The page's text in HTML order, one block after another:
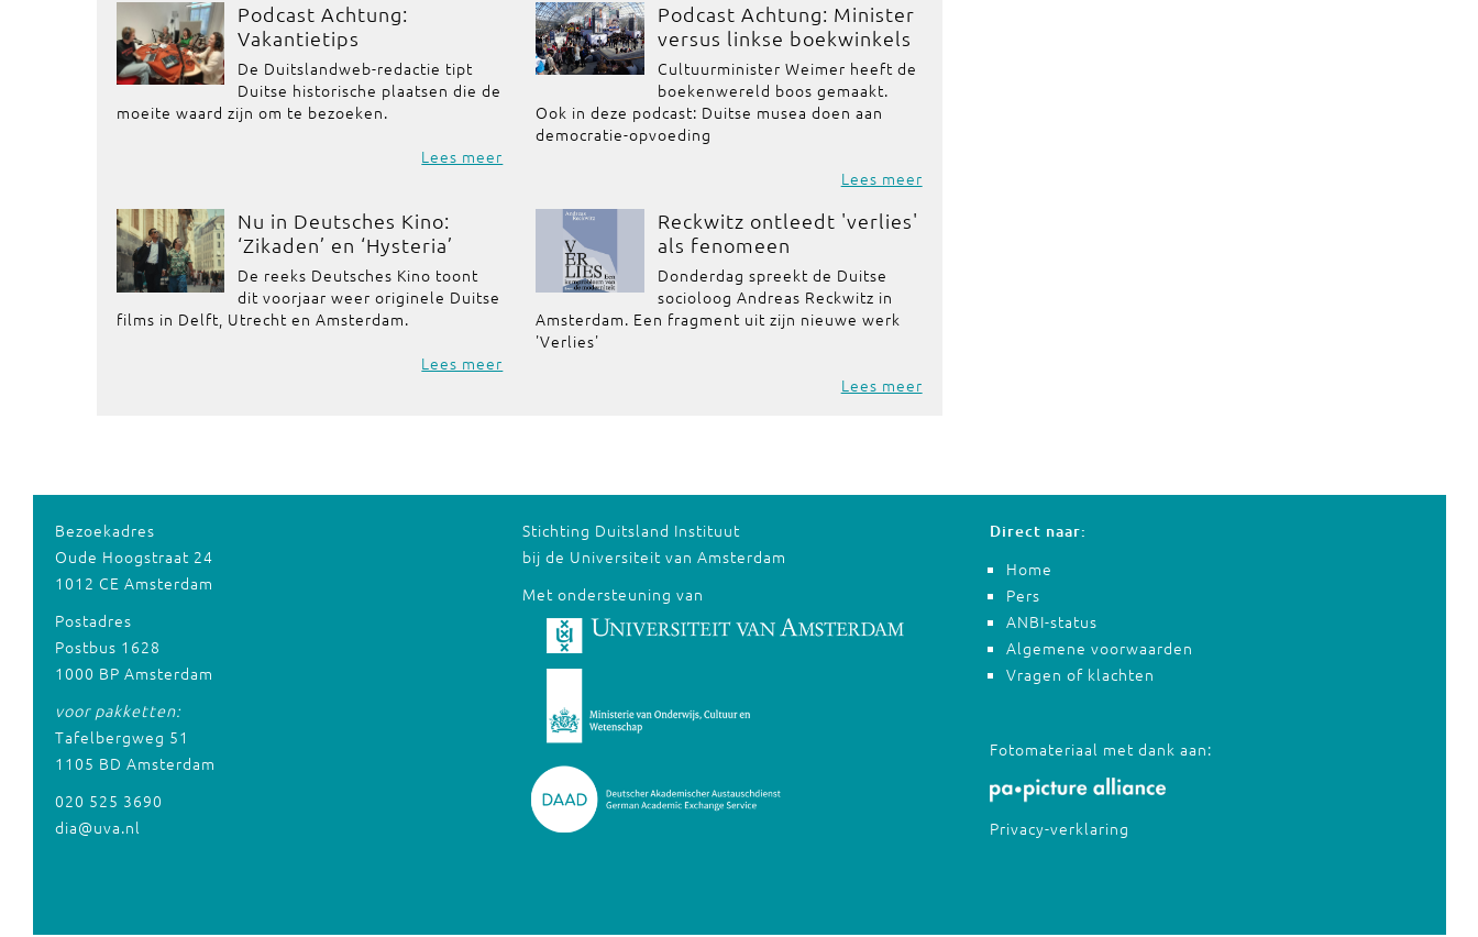
Podcast Achtung:
Vakantietips
De Duitslandweb-redactie tipt
Duitse historische plaatsen die de
moeite waard zijn om te bezoeken.
Lees meer
Podcast Achtung: Minister
versus linkse boekwinkels
Cultuurminister Weimer heeft de
boekenwereld boos gemaakt.
Ook in deze podcast: Duitse musea doen aan
democratie-opvoeding
Lees meer
Nu in Deutsches Kino:
‘Zikaden’ en ‘Hysteria’
De reeks Deutsches Kino toont
dit voorjaar weer originele Duitse
films in Delft, Utrecht en Amsterdam.
Lees meer
Reckwitz ontleedt 'verlies'
als fenomeen
Donderdag spreekt de Duitse
socioloog Andreas Reckwitz in
Amsterdam. Een fragment uit zijn nieuwe werk
'Verlies'
Lees meer
Bezoekadres
Oude Hoogstraat 24
1012 CE Amsterdam
Postadres
Postbus 1628
1000 BP Amsterdam
voor pakketten:
Tafelbergweg 51
1105 BD Amsterdam
020 525 3690
dia@uva.nl
Stichting Duitsland Instituut
bij de Universiteit van Amsterdam
Met ondersteuning van
Direct naar:
Home
Pers
ANBI-status
Algemene voorwaarden
Vragen of klachten
Fotomateriaal met dank aan:
Privacy-verklaring